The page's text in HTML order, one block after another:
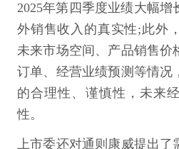
2025年第四季度业绩大幅
外销售收入的真实性;此外
未来市场空间、产品销售价
订单、经营业绩预测等情况
的合理性、谨慎性，未来
性。
上市委还对通则康威提出了